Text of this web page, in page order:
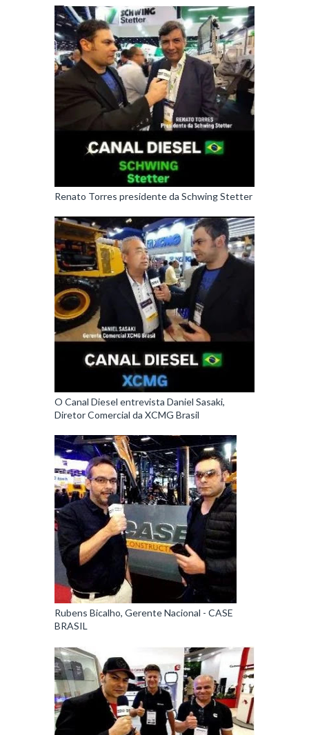
Renato Torres presidente da Schwing Stetter
O Canal Diesel entrevista Daniel Sasaki,
Diretor Comercial da XCMG Brasil
Rubens Bicalho, Gerente Nacional - CASE
BRASIL